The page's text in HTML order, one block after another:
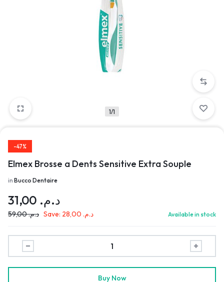
1/1
-47%
Elmex Brosse a Dents Sensitive Extra Souple
in Bucco Dentaire
د.م.
د.م.59,00 Save: د.م. Available in stock
Buy Now